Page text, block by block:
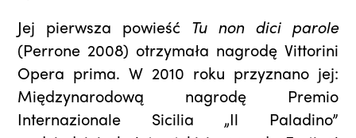
Jej pierwsza powieść Tu non dici parole
(Perrone 2008) otrzymała nagrodę Vittorini
Opera prima. W 2010 roku przyznano jej:
Międzynarodową nagrodę Premio
Internazionale Sicilia „Il Paladino”